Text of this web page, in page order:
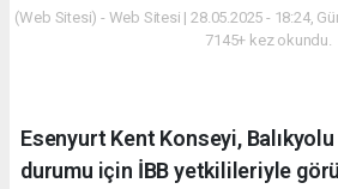
(Web Sitesi) - Web Sitesi | 28.05.2025 - 18:24,
7145+ kez okundu.
Esenyurt Kent Konseyi,
durumu için İBB yetkilileriyle